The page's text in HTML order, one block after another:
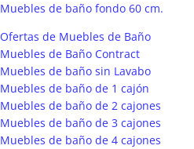
Muebles de baño fondo 60 cm.
Ofertas de Muebles de Baño
Muebles de Baño Contract
Muebles de baño sin Lavabo
Muebles de baño de 1 cajón
Muebles de baño de 2 cajones
Muebles de baño de 3 cajones
Muebles de baño de 4 cajones